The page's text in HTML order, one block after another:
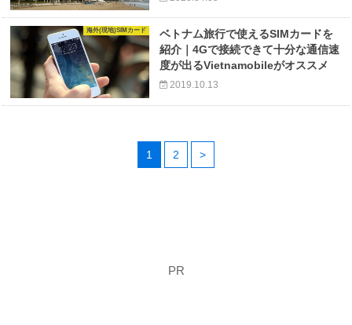
海外(現地)SIMカード
ベトナム旅行で使えるSIMカードを
紹介｜4Gで接続できて十分な通信速
度が出るVietnamobileがオススメ
2019.10.13
1 2 >
PR